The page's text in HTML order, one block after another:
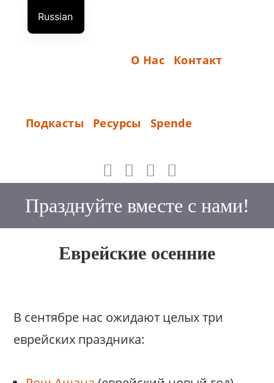
содержимому
О
О Нас Контакт
Подкасты Ресурсы Spende
N
D
Празднуйте вместе с нами!
Еврейские осенние
В сентябре нас ожидают целых три
еврейских праздника:
Russian
German